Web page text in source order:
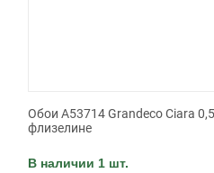
Обои A53714 Grandeco Ciara
флизелине
В наличии 1 шт.